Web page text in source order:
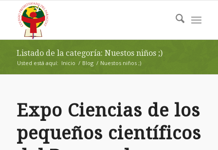
Listado de la categoría: Nuestos niños ;)
Usted está aquí: Inicio / Blog / Nuestos niños ;)
Expo Ciencias de los
pequeños científicos